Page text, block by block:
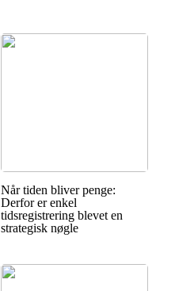
Når tiden bliver penge:
Derfor er enkel
tidsregistrering blevet en
strategisk nøgle